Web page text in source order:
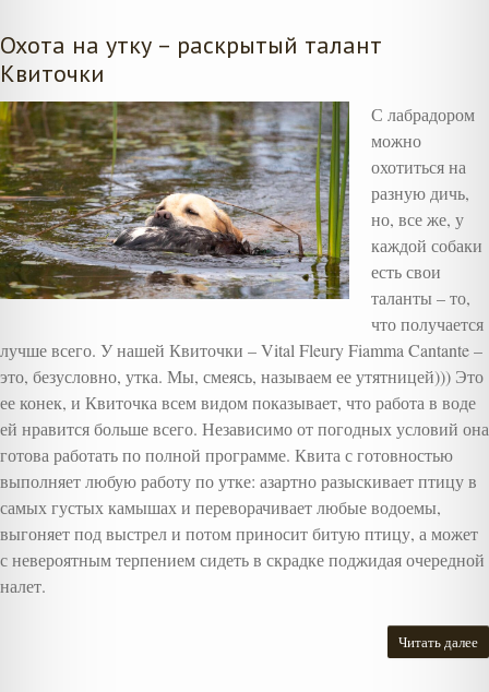
Охота на утку – раскрытый талант
Квиточки
С лабрадором
можно
охотиться на
разную дичь,
но, все же, у
каждой собаки
есть свои
таланты – то,
что получается
лучше всего. У нашей Квиточки – Vital Fleury Fiamma Cantante –
это, безусловно, утка. Мы, смеясь, называем ее утятницей))) Это
ее конек, и Квиточка всем видом показывает, что работа в воде
ей нравится больше всего. Независимо от погодных условий она
готова работать по полной программе. Квита с готовностью
выполняет любую работу по утке: азартно разыскивает птицу в
самых густых камышах и переворачивает любые водоемы,
выгоняет под выстрел и потом приносит битую птицу, а может
с невероятным терпением сидеть в скрадке поджидая очередной
налет.
Читать далее